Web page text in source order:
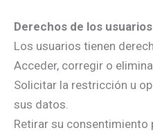
Derechos de los usuarios
Los usuarios tienen
Acceder, corregir o
Solicitar la restricción u
sus datos.
Retirar su consentimiento